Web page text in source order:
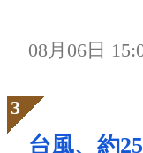
08月06日
台風、約